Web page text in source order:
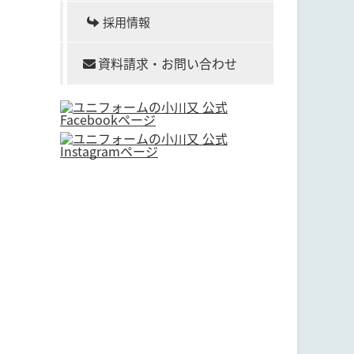
採用情報
資料請求・お問い合わせ